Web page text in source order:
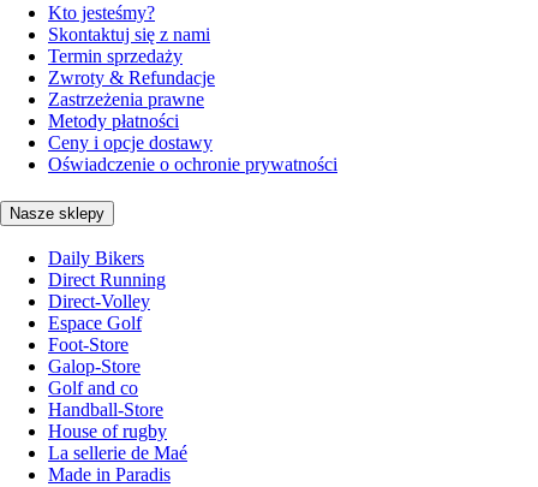
Kto jesteśmy?
Skontaktuj się z nami
Termin sprzedaży
Zwroty & Refundacje
Zastrzeżenia prawne
Metody płatności
Ceny i opcje dostawy
Oświadczenie o ochronie prywatności
Nasze sklepy
Daily Bikers
Direct Running
Direct-Volley
Espace Golf
Foot-Store
Galop-Store
Golf and co
Handball-Store
House of rugby
La sellerie de Maé
Made in Paradis